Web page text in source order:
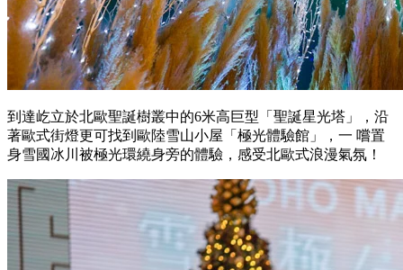
到達屹立於北歐聖誕樹叢中的6米高巨型「聖誕星光塔」，沿
著歐式街燈更可找到歐陸雪山小屋「極光體驗館」，一 嚐置
身雪國冰川被極光環繞身旁的體驗，感受北歐式浪漫氣氛！